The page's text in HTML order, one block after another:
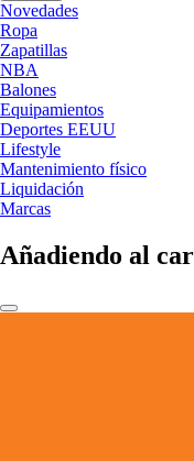
Novedades
Ropa
Zapatillas
NBA
Balones
Equipamientos
Deportes EEUU
Lifestyle
Mantenimiento físico
Liquidación
Marcas
Añadiendo al